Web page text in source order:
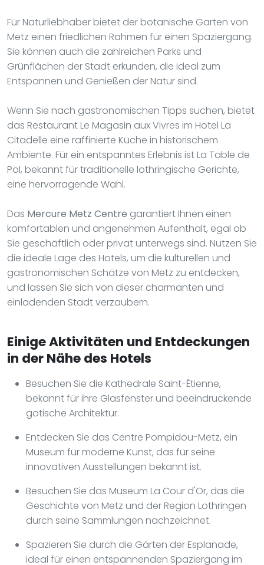
Für Naturliebhaber bietet der botanische Garten von
Metz einen friedlichen Rahmen für einen Spaziergang.
Sie können auch die zahlreichen Parks und
Grünflächen der Stadt erkunden, die ideal zum
Entspannen und Genießen der Natur sind.
Wenn Sie nach gastronomischen Tipps suchen, bietet
das Restaurant Le Magasin aux Vivres im Hotel La
Citadelle eine raffinierte Küche in historischem
Ambiente. Für ein entspanntes Erlebnis ist La Table de
Pol, bekannt für traditionelle lothringische Gerichte,
eine hervorragende Wahl.
Das Mercure Metz Centre garantiert Ihnen einen
komfortablen und angenehmen Aufenthalt, egal ob
Sie geschäftlich oder privat unterwegs sind. Nutzen Sie
die ideale Lage des Hotels, um die kulturellen und
gastronomischen Schätze von Metz zu entdecken,
und lassen Sie sich von dieser charmanten und
einladenden Stadt verzaubern.
Einige Aktivitäten und Entdeckungen
in der Nähe des Hotels
Besuchen Sie die Kathedrale Saint-Étienne,
bekannt für ihre Glasfenster und beeindruckende
gotische Architektur.
Entdecken Sie das Centre Pompidou-Metz, ein
Museum für moderne Kunst, das für seine
innovativen Ausstellungen bekannt ist.
Besuchen Sie das Museum La Cour d'Or, das die
Geschichte von Metz und der Region Lothringen
durch seine Sammlungen nachzeichnet.
Spazieren Sie durch die Gärten der Esplanade,
ideal für einen entspannenden Spaziergang im